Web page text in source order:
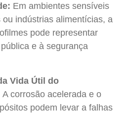
Em ambientes sensíveis
indústrias alimentícias, a
pode representar
e à segurança
Vida Útil do
A corrosão acelerada e o
podem levar a falhas